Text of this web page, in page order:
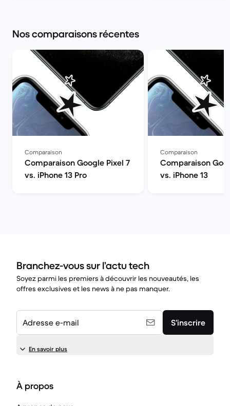
Nos comparaisons récentes
Comparaison
Comparaison Google Pixel 7
vs. iPhone 13 Pro
Comparaison
Comparaison
vs. iPhone 13
Branchez-vous sur l’actu tech
Soyez parmi les premiers à découvrir les nouveautés, les
offres exclusives et les news à ne pas manquer.
Adresse e-mail S’inscrire
En savoir plus
À propos